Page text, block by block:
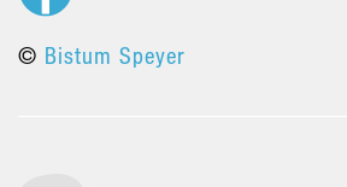
© Bistum Speyer